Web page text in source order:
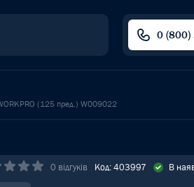
0 (800)
WORKPRO (125 пред.) W009022
0 відгуків Код: 403997 В